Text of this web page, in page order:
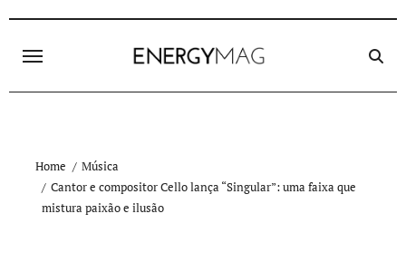
content
Home
Música
Cantor e compositor Cello lança “Singular”: uma faixa que
mistura paixão e ilusão